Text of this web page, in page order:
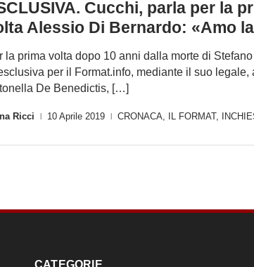
Cucchi, parla per la
Alessio Di Bernardo: «Amo
la prima volta dopo 10 anni dalla morte di
per il Format.info, mediante il suo legale,
De Benedictis, […]
Ricci 10 Aprile 2019 CRONACA, IL FORMAT,
CATEGORIE